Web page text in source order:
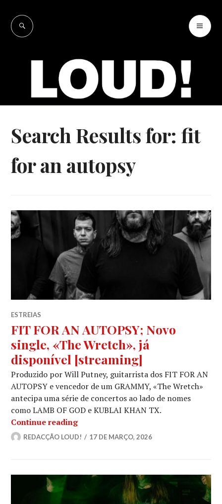
content
SEARCH
Search Results for: fit
for an autopsy
ESTREIAS
FIT FOR AN AUTOPSY; Novo
single, «The Wretch», já
disponível [streaming]
Produzido por Will Putney, guitarrista dos FIT FOR AN
AUTOPSY e vencedor de um GRAMMY, «The Wretch»
antecipa uma série de concertos ao lado de nomes
como LAMB OF GOD e KUBLAI KHAN TX.
Continue readingFIT FOR AN AUTOPSY; Novo
REDACÇÃO LOUD! 17 DE MARÇO, 2026